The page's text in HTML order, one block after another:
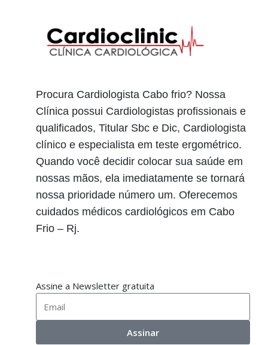
Procura Cardiologista Cabo frio? Nossa
Clínica possui Cardiologistas profissionais e
qualificados, Titular Sbc e Dic, Cardiologista
clínico e especialista em teste ergométrico.
Quando você decidir colocar sua saúde em
nossas mãos, ela imediatamente se tornará
nossa prioridade número um. Oferecemos
cuidados médicos cardiológicos em Cabo
Frio – Rj.
Assine a Newsletter gratuita
Assinar